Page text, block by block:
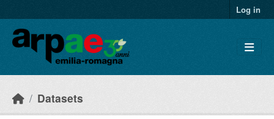
Log in
Datasets